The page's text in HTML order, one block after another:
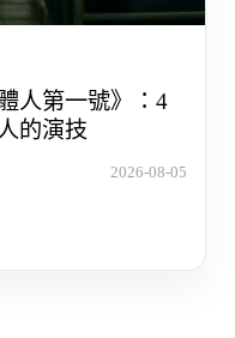
人第一號》：4
的演技
2026-08-05